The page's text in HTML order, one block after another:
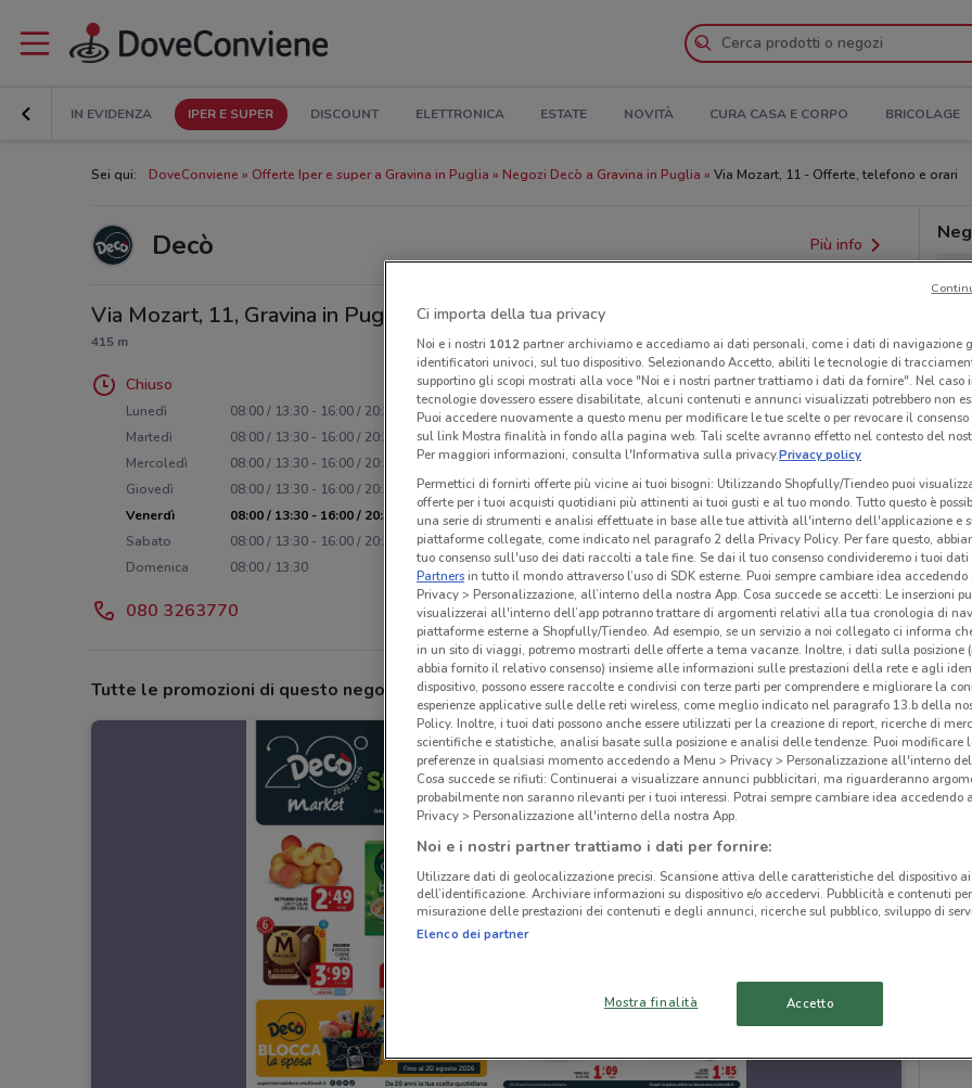
IN EVIDENZA IPER E SUPER DISCOUNT ELETTRONICA ESTATE NOVITÀ CURA CASA E CORPO BRICOLAGE
Sei qui: DoveConviene Offerte Iper e super a Gravina in Puglia Negozi Decò a Gravina in Puglia Via Mozart, 11 - Offerte, telefono e orari
Decò Più info
Via Mozart, 11, Gravina in Puglia
415 m
Chiuso
Lunedì
08:00 / 13:30 - 16:00 / 20:30
Martedì
08:00 / 13:30 - 16:00 / 20:30
Mercoledì
08:00 / 13:30 - 16:00 / 20:30
Giovedì
08:00 / 13:30 - 16:00 / 20:30
Venerdì
08:00 / 13:30 - 16:00 / 20:30
Sabato
08:00 / 13:30 - 16:00 / 20:30
Domenica
08:00 / 13:30
080 3263770
Tutte le promozioni di questo negozio
Ci importa della tua privacy
Noi e i nostri 1012partner archiviamo e accediamo ai dati personali, come i dati di navigazione
identificatori univoci, sul tuo dispositivo. Selezionando Accetto, abiliti le tecnologie di
supportino gli scopi mostrati alla voce "Noi e i nostri partner trattiamo i dati da fornire". Nel caso
tecnologie dovessero essere disabilitate, alcuni contenuti e annunci visualizzati potrebbero non
Puoi accedere nuovamente a questo menu per modificare le tue scelte o per revocare il
sul link Mostra finalità in fondo alla pagina web. Tali scelte avranno effetto nel contesto del
Per maggiori informazioni, consulta l'Informativa sulla privacy.Privacy policy
Permettici di fornirti offerte più vicine ai tuoi bisogni: Utilizzando Shopfully/Tiendeo puoi
offerte per i tuoi acquisti quotidiani più attinenti ai tuoi gusti e al tuo mondo. Tutto questo è
una serie di strumenti e analisi effettuate in base alle tue attività all'interno dell'applicazione e
piattaforme collegate, come indicato nel paragrafo 2 della Privacy Policy. Per fare questo,
tuo consenso sull'uso dei dati raccolti a tale fine. Se dai il tuo consenso condivideremo i tuoi dati
Partnersin tutto il mondo attraverso l’uso di SDK esterne. Puoi sempre cambiare idea accedendo
Privacy > Personalizzazione, all’interno della nostra App. Cosa succede se accetti: Le inserzioni
visualizzerai all'interno dell’app potranno trattare di argomenti relativi alla tua cronologia di
piattaforme esterne a Shopfully/Tiendeo. Ad esempio, se un servizio a noi collegato ci informa
in un sito di viaggi, potremo mostrarti delle offerte a tema vacanze. Inoltre, i dati sulla posizione
abbia fornito il relativo consenso) insieme alle informazioni sulle prestazioni della rete e agli
dispositivo, possono essere raccolte e condivisi con terze parti per comprendere e migliorare la
esperienze applicative sulle delle reti wireless, come meglio indicato nel paragrafo 13.b della
Policy. Inoltre, i tuoi dati possono anche essere utilizzati per la creazione di report, ricerche di
scientifiche e statistiche, analisi basate sulla posizione e analisi delle tendenze. Puoi modificare
preferenze in qualsiasi momento accedendo a Menu > Privacy > Personalizzazione all'interno
Cosa succede se rifiuti: Continuerai a visualizzare annunci pubblicitari, ma riguarderanno
probabilmente non saranno rilevanti per i tuoi interessi. Potrai sempre cambiare idea accedendo
Privacy > Personalizzazione all'interno della nostra App.
Noi e i nostri partner trattiamo i dati per fornire:
Utilizzare dati di geolocalizzazione precisi. Scansione attiva delle caratteristiche del dispositivo
dell’identificazione. Archiviare informazioni su dispositivo e/o accedervi. Pubblicità e contenuti
misurazione delle prestazioni dei contenuti e degli annunci, ricerche sul pubblico, sviluppo di
Elenco dei partner
Mostra finalità Accetto